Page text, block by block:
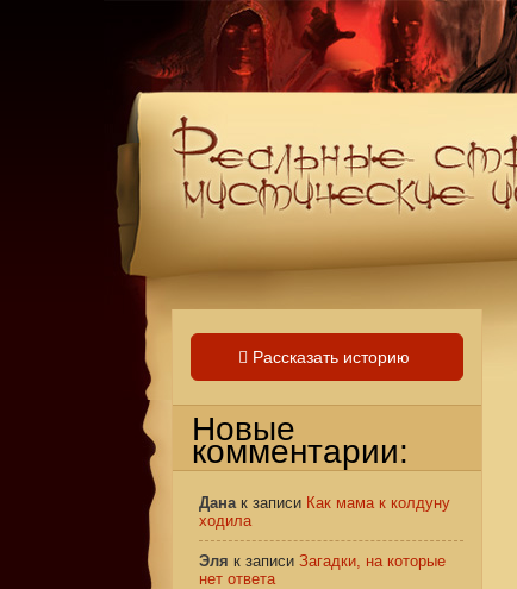
Рассказать историю
Новые
комментарии:
Данак записи Как мама к колдуну
ходила
Эля к записи Загадки, на которые
нет ответа